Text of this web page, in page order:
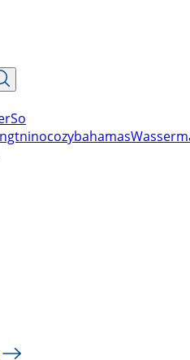
So
ninocozybahamas